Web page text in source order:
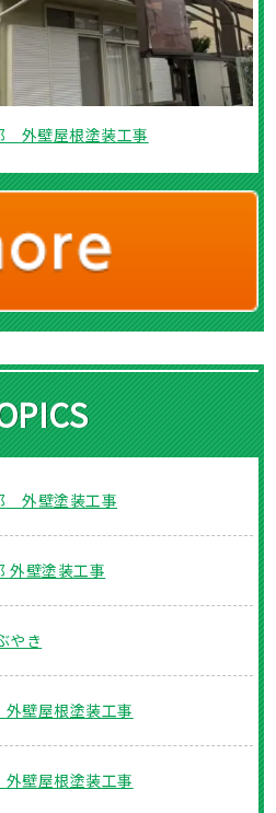
外壁屋根塗装工事
外壁塗装工事
壁塗装工事
やき
壁屋根塗装工事
壁屋根塗装工事